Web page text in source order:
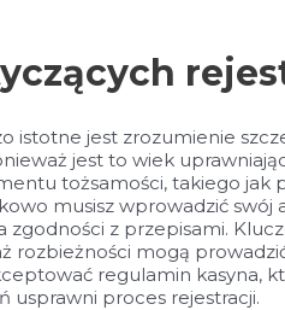
istotne jest zrozumienie
jest to wiek
tożsamości, takiego jak
musisz wprowadzić swój
z przepisami.
rozbieżności mogą
regulamin kasyna,
usprawni proces rejestracji.